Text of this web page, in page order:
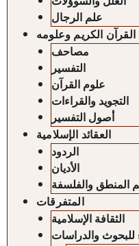
علم الرجال
القرآن الكريم وعلومه
مصاحف
التفسير
علوم القرآن
التجويد والقراءات
أصول التفسير
العقائد الإسلامية
الردود
الأديان
المنطق والفلسفة
المتفرقات
الثقافة الإسلامية
للبحوث والدراسات